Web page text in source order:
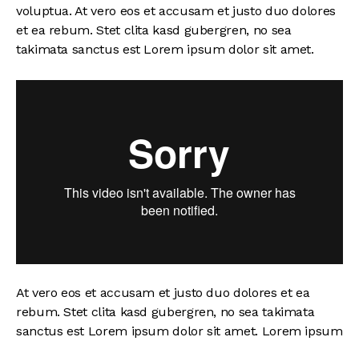
voluptua. At vero eos et accusam et justo duo dolores
et ea rebum. Stet clita kasd gubergren, no sea
takimata sanctus est Lorem ipsum dolor sit amet.
At vero eos et accusam et justo duo dolores et ea
rebum. Stet clita kasd gubergren, no sea takimata
sanctus est Lorem ipsum dolor sit amet. Lorem ipsum